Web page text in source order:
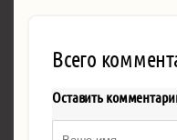
Всего
Оставить